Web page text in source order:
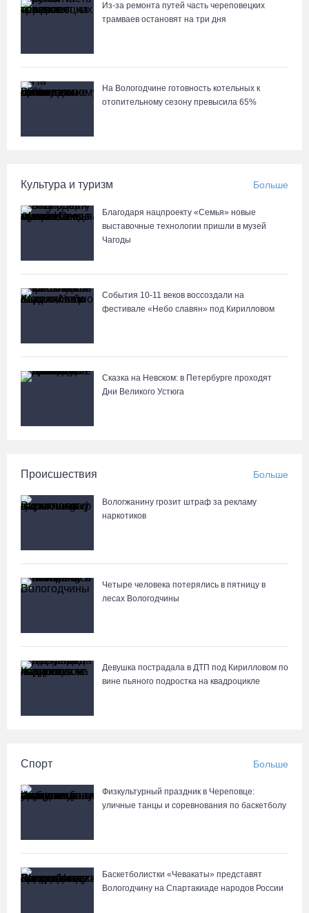
Из-за ремонта путей часть череповецких
трамваев остановят на три дня
На Вологодчине готовность котельных к
отопительному сезону превысила 65%
Культура и туризм Больше
Благодаря нацпроекту «Семья» новые
выставочные технологии пришли в музей
Чагоды
События 10-11 веков воссоздали на
фестивале «Небо славян» под Кирилловом
Сказка на Невском: в Петербурге проходят
Дни Великого Устюга
Происшествия Больше
Вологжанину грозит штраф за рекламу
наркотиков
Четыре человека потерялись в пятницу в
лесах Вологодчины
Девушка пострадала в ДТП под Кирилловом по
вине пьяного подростка на квадроцикле
Спорт Больше
Физкультурный праздник в Череповце:
уличные танцы и соревнования по баскетболу
Баскетболистки «Чевакаты» представят
Вологодчину на Спартакиаде народов России